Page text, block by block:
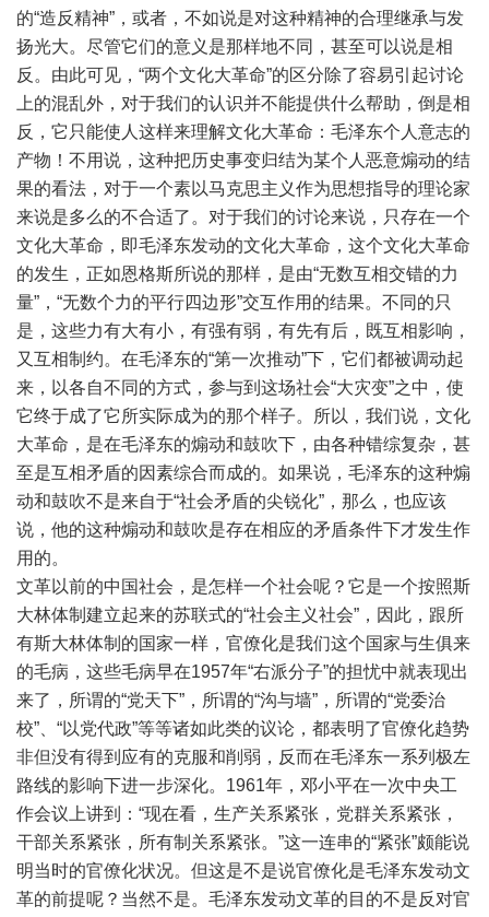
的“造反精神”，或者，不如说是对这种精神的合理继承与发
扬光大。尽管它们的意义是那样地不同，甚至可以说是相
反。由此可见，“两个文化大革命”的区分除了容易引起讨论
上的混乱外，对于我们的认识并不能提供什么帮助，倒是相
反，它只能使人这样来理解文化大革命：毛泽东个人意志的
产物！不用说，这种把历史事变归结为某个人恶意煽动的结
果的看法，对于一个素以马克思主义作为思想指导的理论家
来说是多么的不合适了。对于我们的讨论来说，只存在一个
文化大革命，即毛泽东发动的文化大革命，这个文化大革命
的发生，正如恩格斯所说的那样，是由“无数互相交错的力
量”，“无数个力的平行四边形”交互作用的结果。不同的只
是，这些力有大有小，有强有弱，有先有后，既互相影响，
又互相制约。在毛泽东的“第一次推动”下，它们都被调动起
来，以各自不同的方式，参与到这场社会“大灾变”之中，使
它终于成了它所实际成为的那个样子。所以，我们说，文化
大革命，是在毛泽东的煽动和鼓吹下，由各种错综复杂，甚
至是互相矛盾的因素综合而成的。如果说，毛泽东的这种煽
动和鼓吹不是来自于“社会矛盾的尖锐化”，那么，也应该
说，他的这种煽动和鼓吹是存在相应的矛盾条件下才发生作
用的。
文革以前的中国社会，是怎样一个社会呢？它是一个按照斯
大林体制建立起来的苏联式的“社会主义社会”，因此，跟所
有斯大林体制的国家一样，官僚化是我们这个国家与生俱来
的毛病，这些毛病早在1957年“右派分子”的担忧中就表现出
来了，所谓的“党天下”，所谓的“沟与墙”，所谓的“党委治
校”、“以党代政”等等诸如此类的议论，都表明了官僚化趋势
非但没有得到应有的克服和削弱，反而在毛泽东一系列极左
路线的影响下进一步深化。1961年，邓小平在一次中央工
作会议上讲到：“现在看，生产关系紧张，党群关系紧张，
干部关系紧张，所有制关系紧张。”这一连串的“紧张”颇能说
明当时的官僚化状况。但这是不是说官僚化是毛泽东发动文
革的前提呢？当然不是。毛泽东发动文革的目的不是反对官